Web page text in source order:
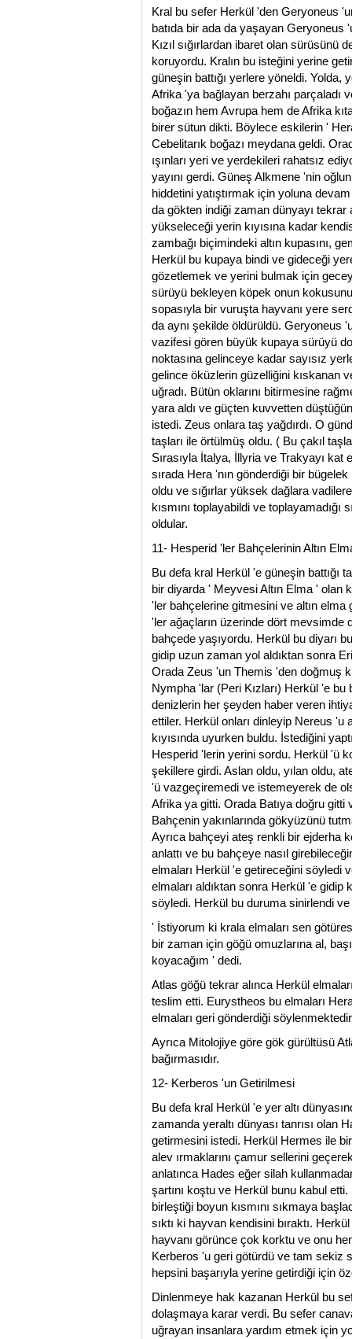
Kral bu sefer Herkül 'den Geryoneus
batıda bir ada da yaşayan Geryoneus
Kızıl sığırlardan ibaret olan sürüsünü
koruyordu. Kralın bu isteğini yerine
güneşin battığı yerlere yöneldi. Yolda,
Afrika 'ya bağlayan berzahı parçaladı
boğazın hem Avrupa hem de Afrika
birer sütun dikti. Böylece eskilerin '
Cebelitarık boğazı meydana geldi.
ışınları yeri ve yerdekileri rahatsız
yayını gerdi. Güneş Alkmene 'nin
hiddetini yatıştırmak için yoluna
da gökten indiği zaman dünyayı
yükseleceği yerin kıyısına kadar
zambağı biçimindeki altın kupasını,
Herkül bu kupaya bindi ve gideceği
gözetlemek ve yerini bulmak için
sürüyü bekleyen köpek onun
sopasıyla bir vuruşta hayvanı yere
da aynı şekilde öldürüldü. Geryoneus
vazifesi gören büyük kupaya sürüyü
noktasına gelinceye kadar sayısız
gelince öküzlerin güzelliğini kıskanan
uğradı. Bütün oklarını bitirmesine
yara aldı ve güçten kuvvetten
istedi. Zeus onlara taş yağdırdı. O
taşları ile örtülmüş oldu. ( Bu çakıl
Sırasıyla İtalya, İllyria ve Trakyayı
sırada Hera 'nın gönderdiği bir
oldu ve sığırlar yüksek dağlara
kısmını toplayabildi ve toplayamadığı
oldular.
11- Hesperid 'ler Bahçelerinin Altın
Bu defa kral Herkül 'e güneşin battığı
bir diyarda ' Meyvesi Altın Elma ' olan
'ler bahçelerine gitmesini ve altın
'ler ağaçların üzerinde dört mevsimde
bahçede yaşıyordu. Herkül bu diyarı
gidip uzun zaman yol aldıktan sonra
Orada Zeus 'un Themis 'den doğmuş
Nympha 'lar (Peri Kızları) Herkül 'e
denizlerin her şeyden haber veren
ettiler. Herkül onları dinleyip Nereus 'u
kıyısında uyurken buldu. İstediğini
Hesperid 'lerin yerini sordu. Herkül 'ü
şekillere girdi. Aslan oldu, yılan oldu,
'ü vazgeçiremedi ve istemeyerek de
Afrika ya gitti. Orada Batıya doğru gitti
Bahçenin yakınlarında gökyüzünü
Ayrıca bahçeyi ateş renkli bir ejderha
anlattı ve bu bahçeye nasıl
elmaları Herkül 'e getireceğini söyledi
elmaları aldıktan sonra Herkül 'e gidip
söyledi. Herkül bu duruma sinirlendi
' İstiyorum ki krala elmaları sen
bir zaman için göğü omuzlarına al,
koyacağım ' dedi.
Atlas göğü tekrar alınca Herkül
teslim etti. Eurystheos bu elmaları
elmaları geri gönderdiği
Ayrıca Mitolojiye göre gök gürültüsü
bağırmasıdır.
12- Kerberos 'un Getirilmesi
Bu defa kral Herkül 'e yer altı
zamanda yeraltı dünyası tanrısı olan
getirmesini istedi. Herkül Hermes ile
alev ırmaklarını çamur sellerini
anlatınca Hades eğer silah
şartını koştu ve Herkül bunu kabul
birleştiği boyun kısmını sıkmaya
sıktı ki hayvan kendisini bıraktı.
hayvanı görünce çok korktu ve onu
Kerberos 'u geri götürdü ve tam sekiz
hepsini başarıyla yerine getirdiği için
Dinlenmeye hak kazanan Herkül bu
dolaşmaya karar verdi. Bu sefer
uğrayan insanlara yardım etmek için